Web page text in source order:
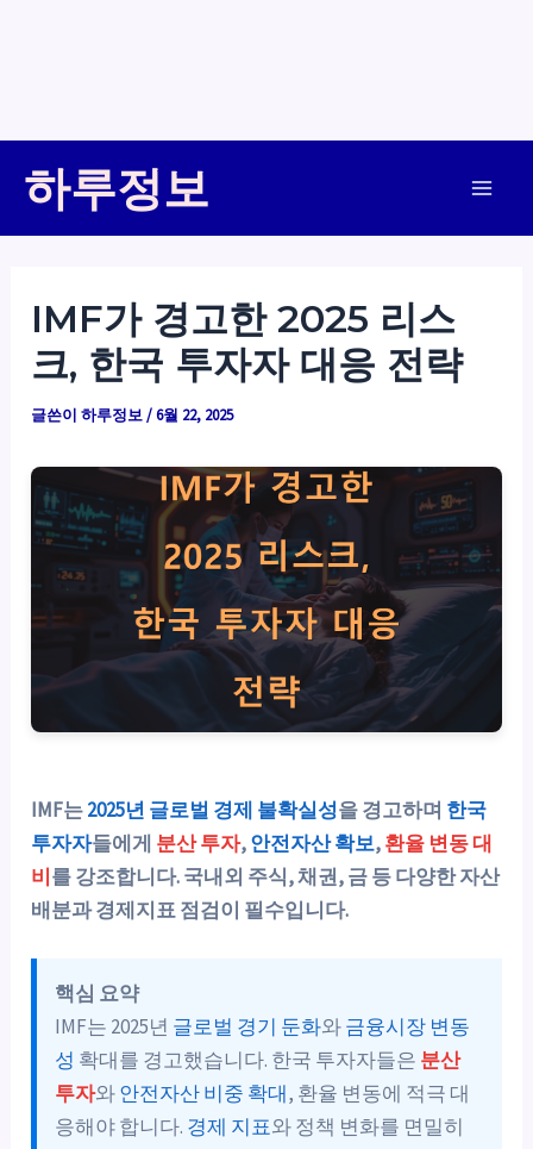
하루정보
IMF가 경고한 2025 리스
크, 한국 투자자 대응 전략
글쓴이하루정보/6월 22, 2025
IMF는2025년 글로벌 경제 불확실성을 경고하며 한국
투자자들에게 분산 투자,안전자산 확보,환율 변동 대
비를 강조합니다. 국내외 주식, 채권, 금 등 다양한 자산
배분과 경제지표 점검이 필수입니다.
핵심 요약
IMF는 2025년 글로벌 경기 둔화와금융시장 변동
성 확대를 경고했습니다. 한국 투자자들은 분산
투자와안전자산 비중 확대, 환율 변동에 적극 대
응해야 합니다. 경제 지표와 정책 변화를 면밀히